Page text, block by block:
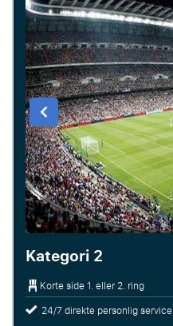
Kategori 2
Korte side 1. eller 2. ring
24/7 direkte personlig service